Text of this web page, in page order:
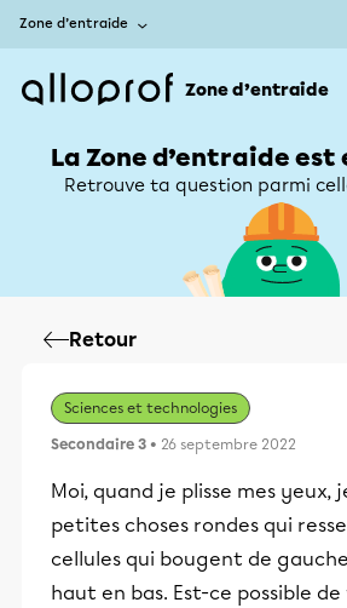
Zone d’entraide
Zone d’entraide
La Zone d’entraide
Retrouve ta question parmi
Retour
Sciences et technologies
Secondaire 3 • 26 septembre 2022
Moi, quand je plisse mes yeux,
petites choses rondes qui
cellules qui bougent de
haut en bas. Est-ce possible de